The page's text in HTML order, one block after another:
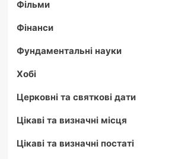
Фільми
Фінанси
Фундаментальні науки
Хобі
Церковні та святкові дати
Цікаві та визначні місця
Цікаві та визначні постаті